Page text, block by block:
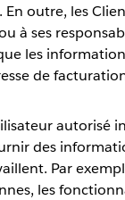
. En outre, les
à ses
les
de
autorisé
des
Par
les